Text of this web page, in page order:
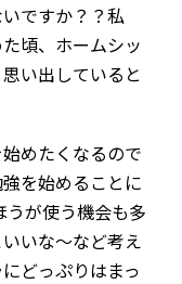
ですか？？私
頃、ホームシッ
い出していると
めたくなるので
を始めることに
が使う機会も多
いな〜など考え
どっぷりはまっ